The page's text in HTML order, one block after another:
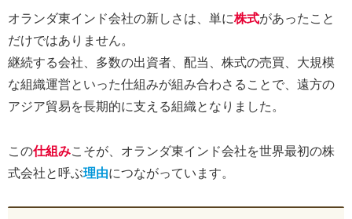
オランダ東インド会社の新しさは、単に株式があったこと
だけではありません。
継続する会社、多数の出資者、配当、株式の売買、大規模
な組織運営といった仕組みが組み合わさることで、遠方の
アジア貿易を長期的に支える組織となりました。
この仕組みこそが、オランダ東インド会社を世界最初の株
式会社と呼ぶ理由につながっています。